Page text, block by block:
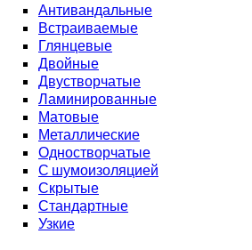
Антивандальные
Встраиваемые
Глянцевые
Двойные
Двустворчатые
Ламинированные
Матовые
Металлические
Одностворчатые
С шумоизоляцией
Скрытые
Стандартные
Узкие